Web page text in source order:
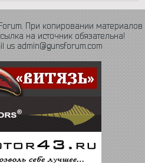
При копировании материалов
на источник обязательна!
us admin@gunsforum.com